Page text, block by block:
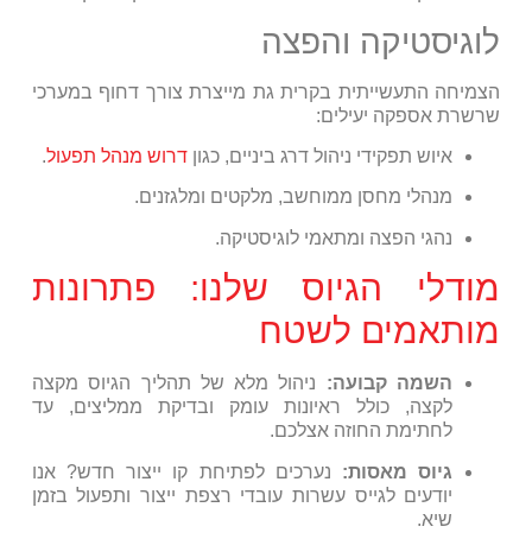
לוגיסטיקה והפצה
הצמיחה התעשייתית בקרית גת מייצרת צורך דחוף במערכי
שרשרת אספקה יעילים:
איוש תפקידי ניהול דרג ביניים, כגון דרוש מנהל תפעול.
מנהלי מחסן ממוחשב, מלקטים ומלגזנים.
נהגי הפצה ומתאמי לוגיסטיקה.
מודלי הגיוס שלנו: פתרונות
מותאמים לשטח
השמה קבועה: ניהול מלא של תהליך הגיוס מקצה
לקצה, כולל ראיונות עומק ובדיקת ממליצים, עד
לחתימת החוזה אצלכם.
גיוס מאסות: נערכים לפתיחת קו ייצור חדש? אנו
יודעים לגייס עשרות עובדי רצפת ייצור ותפעול בזמן
שיא.